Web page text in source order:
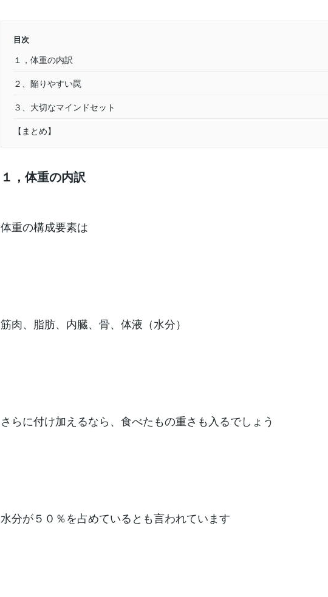
目次
１，体重の内訳
２、陥りやすい罠
３、大切なマインドセット
【まとめ】
１，体重の内訳
体重の構成要素は
筋肉、脂肪、内臓、骨、体液（水分）
さらに付け加えるなら、食べたもの重さも入るでしょう
水分が５０％を占めているとも言われています